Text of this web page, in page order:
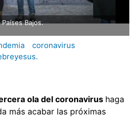
Países Bajos.
coronavirus
ola del coronavirus haga
más acabar las próximas